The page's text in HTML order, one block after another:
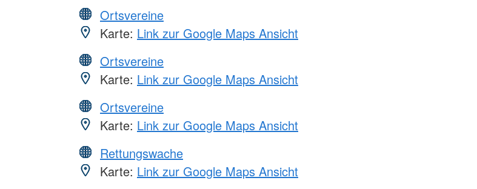
Ortsvereine
Karte: Link zur Google Maps Ansicht
Ortsvereine
Karte: Link zur Google Maps Ansicht
Ortsvereine
Karte: Link zur Google Maps Ansicht
Rettungswache
Karte: Link zur Google Maps Ansicht